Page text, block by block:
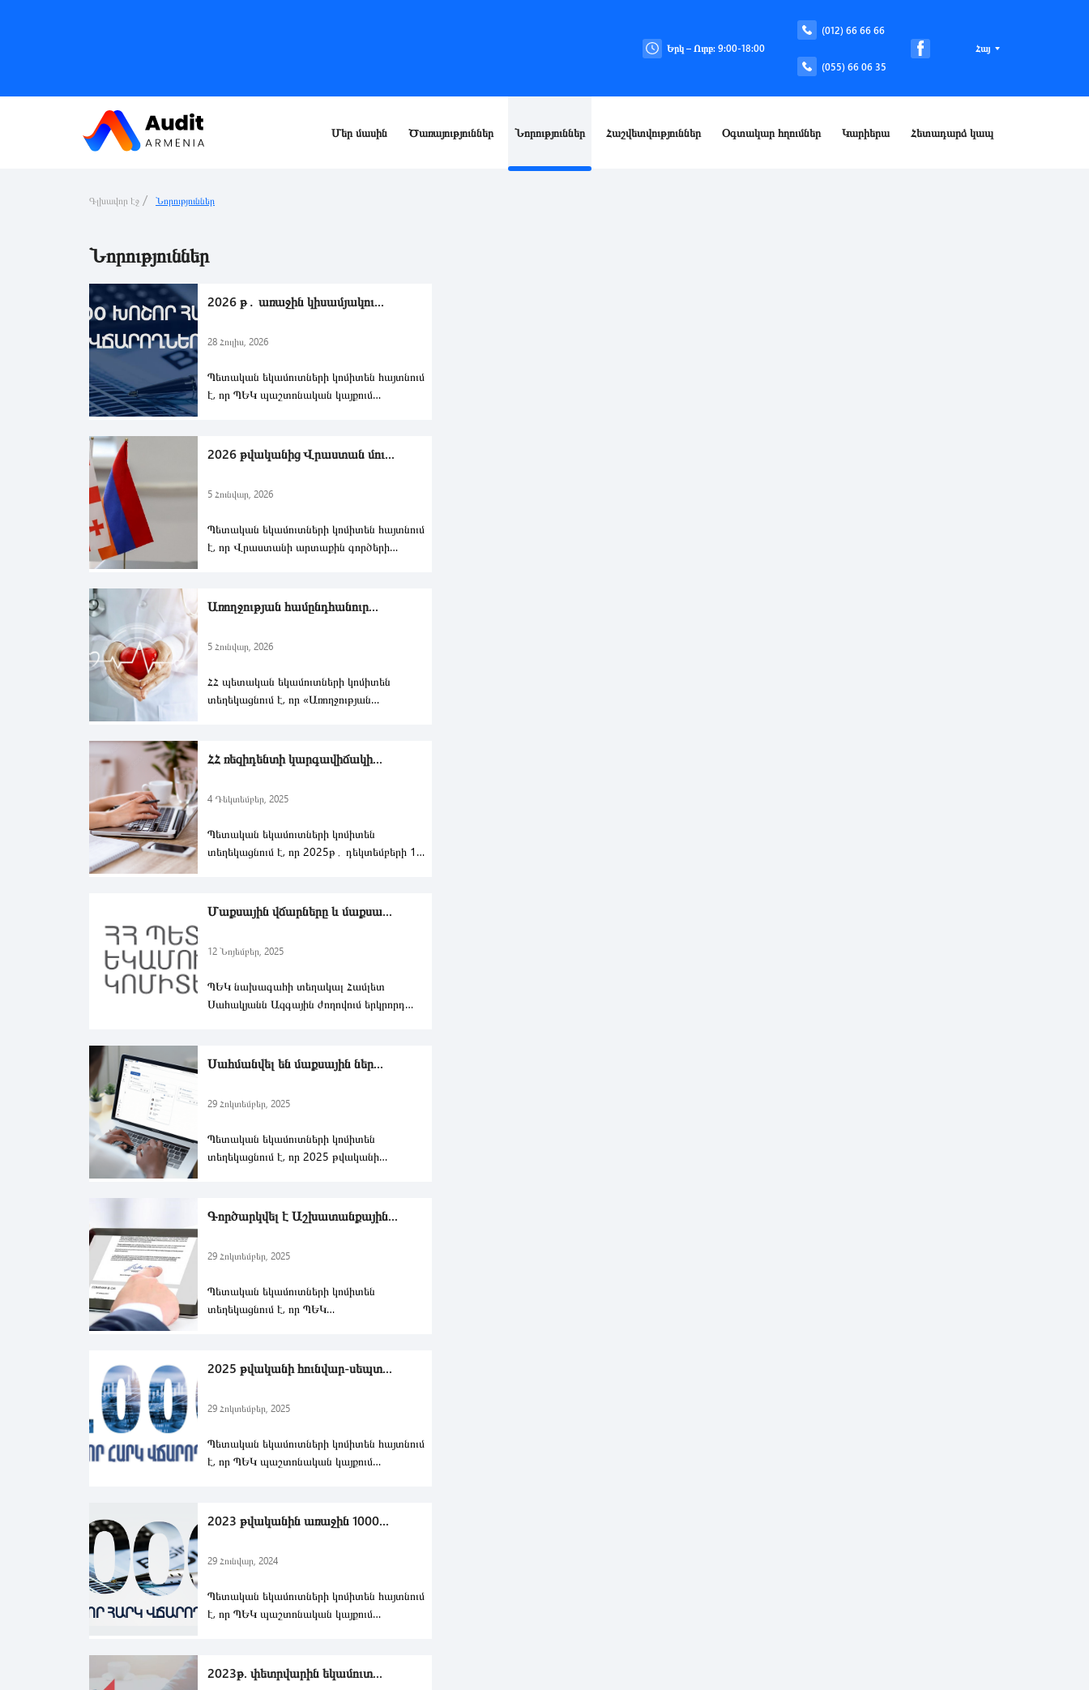
Երկ – Ուրբ: 9:00-18:00
(012) 66 66 66
(055) 66 06 35
Հայ
Մեր մասին Ծառայություններ Նորություններ Հաշվետվություններ Օգտակար հղումներ Կարիերա Հետադարձ կապ
Գլխավոր էջ Նորություններ
Նորություններ
2026 թ․ առաջին կիսամյակու...
28 Հուլիս, 2026
Պետական եկամուտների կոմիտեն հայտնում
է, որ ՊԵԿ պաշտոնական կայքում
2026 թվականից Վրաստան մու...
5 Հունվար, 2026
Պետական եկամուտների կոմիտեն հայտնում
է, որ Վրաստանի արտաքին գործերի
Առողջության համընդհանուր...
5 Հունվար, 2026
ՀՀ պետական եկամուտների կոմիտեն
տեղեկացնում է, որ «Առողջության
ՀՀ ռեզիդենտի կարգավիճակի...
4 Դեկտեմբեր, 2025
Պետական եկամուտների կոմիտեն
տեղեկացնում է, որ 2025թ․ դեկտեմբերի 1-
Մաքսային վճարները և մաքսա...
12 Նոյեմբեր, 2025
ՊԵԿ նախագահի տեղակալ Համլետ
Սահակյանն Ազգային ժողովում երկրորդ
Սահմանվել են մաքսային ներ...
29 Հոկտեմբեր, 2025
Պետական եկամուտների կոմիտեն
տեղեկացնում է, որ 2025 թվականի
Գործարկվել է Աշխատանքային...
29 Հոկտեմբեր, 2025
Պետական եկամուտների կոմիտեն
տեղեկացնում է, որ ՊԵԿ
2025 թվականի հունվար-սեպտ...
29 Հոկտեմբեր, 2025
Պետական եկամուտների կոմիտեն հայտնում
է, որ ՊԵԿ պաշտոնական կայքում
2023 թվականին առաջին 1000...
29 Հունվար, 2024
Պետական եկամուտների կոմիտեն հայտնում
է, որ ՊԵԿ պաշտոնական կայքում
2023թ. փետրվարին եկամուտ...